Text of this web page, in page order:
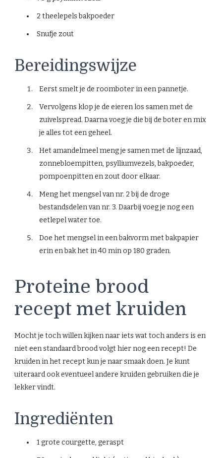
2 theelepels bakpoeder
Snufje zout
Bereidingswijze
Eerst smelt je de roomboter in een pannetje.
Vervolgens klop je de eieren los samen met de
zuivelspread. Daarna voeg je die bij de boter en mix
je alles tot een geheel.
Het amandelmeel meng je samen met de lijnzaad,
zonnebloempitten, psylliumvezels, bakpoeder,
pompoenpitten en zout door elkaar.
Meng het mengsel van nr. 2 bij de droge
bestandsdelen van nr. 3. Daarbij voeg je nog een
eetlepel water toe.
Doe het mengsel in een bakvorm met bakpapier
erin en bak het in 40 min op 180 graden.
Proteine brood
recept met kruiden
Mocht je toch willen kijken naar iets wat toch anders is en
niet een standaard brood volgt hier nog een recept! De
kruiden in het recept kun je naar smaak doen. Je kunt
uiteraard ook eventueel andere kruiden gebruiken die je
lekker vindt.
Ingrediënten
1 grote courgette, geraspt